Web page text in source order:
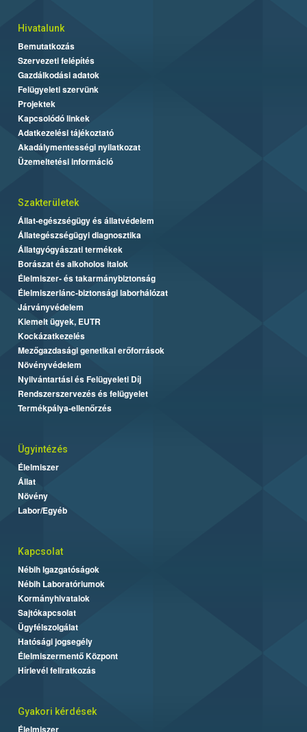
Hivatalunk
Bemutatkozás
Szervezeti felépítés
Gazdálkodási adatok
Felügyeleti szervünk
Projektek
Kapcsolódó linkek
Adatkezelési tájékoztató
Akadálymentességi nyilatkozat
Üzemeltetési információ
Szakterületek
Állat-egészségügy és állatvédelem
Állategészségügyi diagnosztika
Állatgyógyászati termékek
Borászat és alkoholos italok
Élelmiszer- és takarmánybiztonság
Élelmiszerlánc-biztonsági laborhálózat
Járványvédelem
Kiemelt ügyek, EUTR
Kockázatkezelés
Mezőgazdasági genetikai erőforrások
Növényvédelem
Nyilvántartási és Felügyeleti Díj
Rendszerszervezés és felügyelet
Termékpálya-ellenőrzés
Ügyintézés
Élelmiszer
Állat
Növény
Labor/Egyéb
Kapcsolat
Nébih Igazgatóságok
Nébih Laboratóriumok
Kormányhivatalok
Sajtókapcsolat
Ügyfélszolgálat
Hatósági jogsegély
Élelmiszermentő Központ
Hírlevél feliratkozás
Gyakori kérdések
Élelmiszer